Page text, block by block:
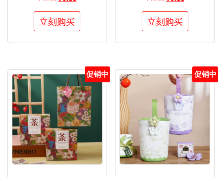
立刻购买
立刻购买
促销中 促销中